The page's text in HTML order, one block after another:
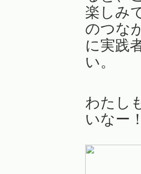
楽しみ
のつな
に実践
い。
わたし
いなー